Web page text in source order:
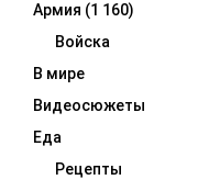
Армия (1 160)
Войска
В мире
Видеосюжеты
Еда
Рецепты